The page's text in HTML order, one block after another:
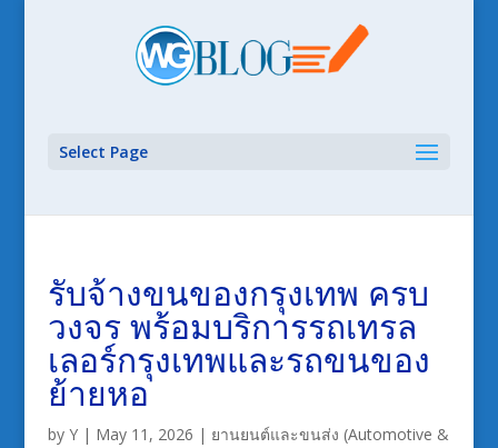
Select Page
รับจ้างขนของกรุงเทพ ครบ
วงจร พร้อมบริการรถเทรล
เลอร์กรุงเทพและรถขนของ
ย้ายหอ
by Y| May 11, 2026 | ยานยนต์และขนส่ง (Automotive &